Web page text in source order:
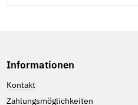
Informationen
Kontakt
Zahlungsmöglichkeiten